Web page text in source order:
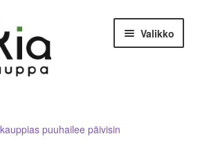
Valikko
puuhailee päivisin